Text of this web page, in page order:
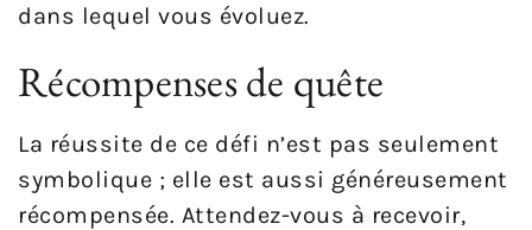
dans lequel vous évoluez.
Récompenses de quête
La réussite de ce défi n’est pas seulement
symbolique ; elle est aussi généreusement
récompensée. Attendez-vous à recevoir,